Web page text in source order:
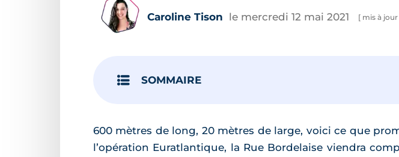
Caroline Tison le mercredi 12 mai 2021 [ mis à
SOMMAIRE
600 mètres de long, 20 mètres de large, voici ce que
l’opération Euratlantique, la Rue Bordelaise viendra